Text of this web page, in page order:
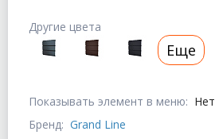
Показывать элемент в меню: Нет
Бренд: Grand Line
Другие цвета
Еще